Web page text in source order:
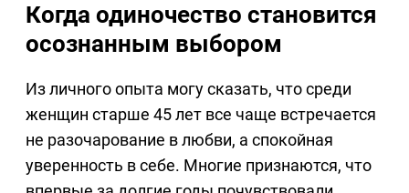
Когда одиночество становится
осознанным выбором
Из личного опыта могу сказать, что среди
женщин старше 45 лет все чаще встречается
не разочарование в любви, а спокойная
уверенность в себе. Многие признаются, что